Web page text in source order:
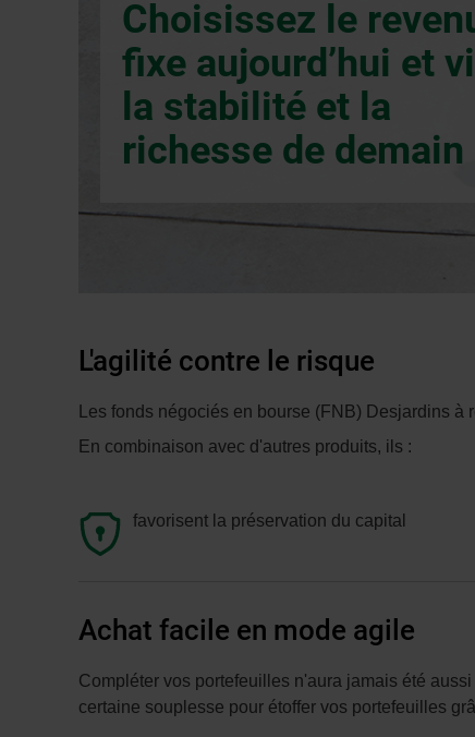
fenêtre
que
Choisissez le
fixe aujourd’hui et
la stabilité et la
richesse de demain
L'agilité contre le risque
Les fonds négociés en bourse (FNB) Desjardins
En combinaison avec d'autres produits, ils :
favorisent la préservation du capital
Achat facile en mode agile
Compléter vos portefeuilles n'aura jamais été
certaine souplesse pour étoffer vos portefeuilles